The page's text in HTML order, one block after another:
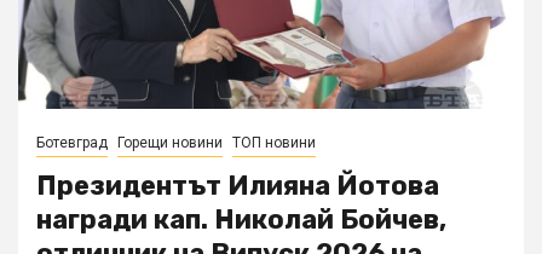
Ботевград Горещи новини ТОП новини
Президентът Илияна Йотова
награди кап. Николай Бойчев,